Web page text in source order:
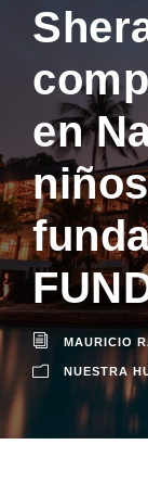
en
MAURICIO
NUESTRA